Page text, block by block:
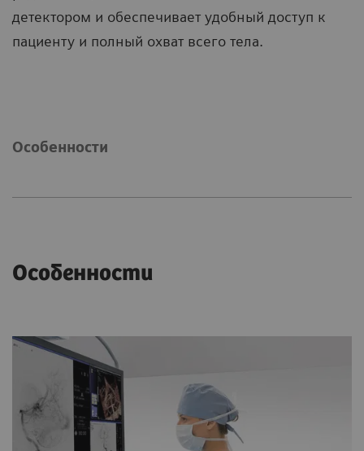
детектором и обеспечивает удобный доступ к
пациенту и полный охват всего тела.
Особенности
Особенности